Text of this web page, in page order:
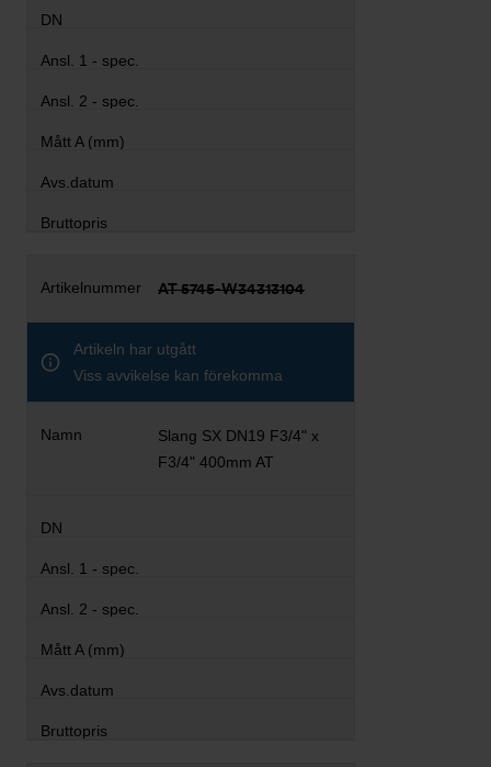
AT 5745-W34313104
Artikeln har utgått
Viss avvikelse kan förekomma
Slang SX DN19 F3/4" x
F3/4" 400mm AT